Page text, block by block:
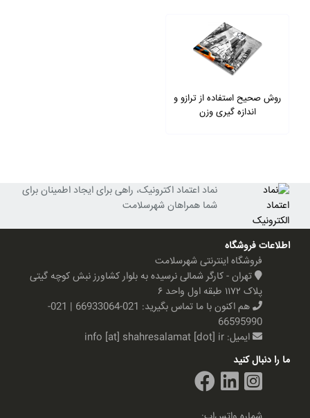
روش صحیح استفاده از ترازو و
اندازه گیری وزن
نماد اعتماد اکترونیک، راهی برای ایجاد اطمینان برای
شما همراهان شهرسلامت
اطلاعات فروشگاه
فروشگاه اینترنتی شهرسلامت
تهران - کارگر شمالی نرسیده به بلوار کشاورز نبش کوچه گیتی
پلاک ۱۱۷۲ طبقه اول واحد ۶
هم اکنون با ما تماس بگیرید:
021-66933064 | 021-
66595990
ایمیل: info [at] shahresalamat [dot] ir
ما را دنبال کنید